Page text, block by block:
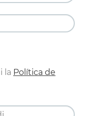
i la Política de